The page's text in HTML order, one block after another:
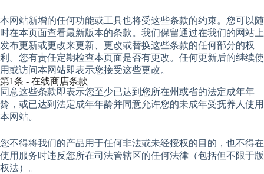
本网站新增的任何功能或工具也将受这些条款的约束。您可以随
时在本页面查看最新版本的条款。我们保留通过在我们的网站上
发布更新或更改来更新、更改或替换这些条款的任何部分的权
利。您有责任定期检查本页面是否有更改。任何更新后的继续使
用或访问本网站即表示您接受这些更改。
第1条 - 在线商店条款
同意这些条款即表示您至少已达到您所在州或省的法定成年年
龄，或已达到法定成年年龄并同意允许您的未成年受抚养人使用
本网站。
您不得将我们的产品用于任何非法或未经授权的目的，也不得在
使用服务时违反您所在司法管辖区的任何法律（包括但不限于版
权法）。